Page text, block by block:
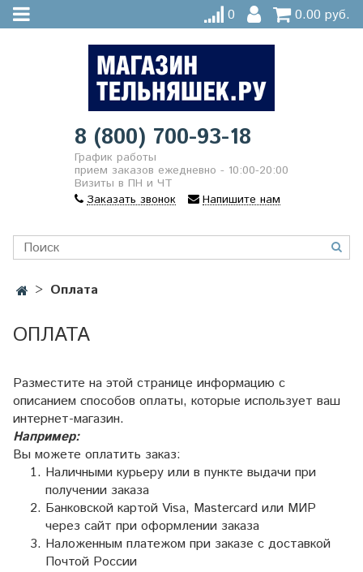
0 0.00 руб.
8 (800) 700-93-18
График работы
прием заказов ежедневно - 10:00-20:00
Визиты в ПН и ЧТ
Заказать звонок
Напишите нам
Оплата
ОПЛАТА
Разместите на этой странице информацию с
описанием способов оплаты, которые использует ваш
интернет-магазин.
Например:
Вы можете оплатить заказ:
Наличными курьеру или в пункте выдачи при
получении заказа
Банковской картой Visa, Mastercard или МИР
через сайт при оформлении заказа
Наложенным платежом при заказе с доставкой
Почтой России